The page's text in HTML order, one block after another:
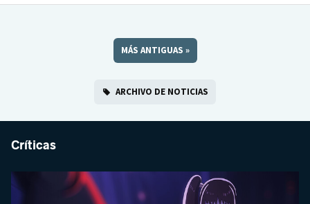
MÁS ANTIGUAS »
ARCHIVO DE NOTICIAS
Críticas